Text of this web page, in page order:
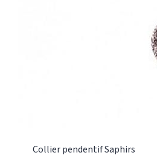
Collier pendentifSaphirs